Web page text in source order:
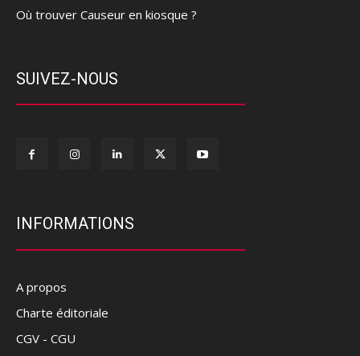
Où trouver Causeur en kiosque ?
SUIVEZ-NOUS
INFORMATIONS
A propos
Charte éditoriale
CGV - CGU